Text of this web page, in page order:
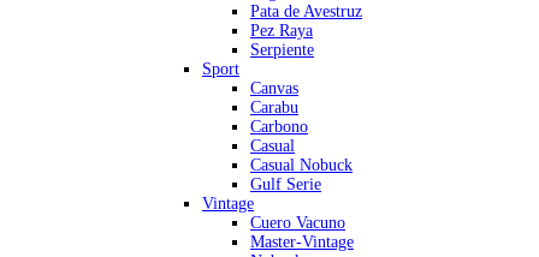
Pata de Avestruz
Pez Raya
Serpiente
Sport
Canvas
Carabu
Carbono
Casual
Casual Nobuck
Gulf Serie
Vintage
Cuero Vacuno
Master-Vintage